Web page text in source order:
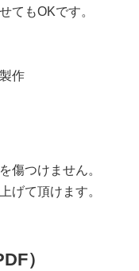
てもOKです。
作
傷つけません。
げて頂けます。
）